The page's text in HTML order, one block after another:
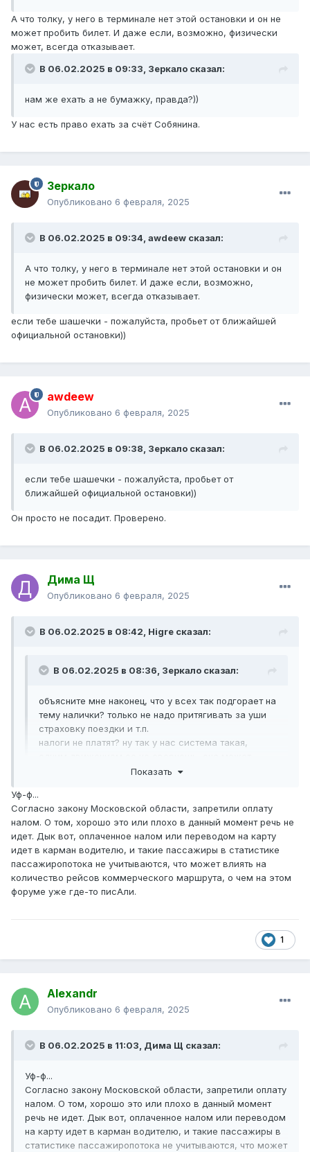
А что толку, у него в терминале нет этой остановки и он не
может пробить билет. И даже если, возможно, физически
может, всегда отказывает.
В 06.02.2025 в 09:33, Зеркало сказал:
нам же ехать а не бумажку, правда?))
У нас есть право ехать за счёт Собянина.
Зеркало
Опубликовано 6 февраля, 2025
В 06.02.2025 в 09:34, awdeew сказал:
А что толку, у него в терминале нет этой остановки и он
не может пробить билет. И даже если, возможно,
физически может, всегда отказывает.
если тебе шашечки - пожалуйста, пробьет от ближайшей
официальной остановки))
awdeew
Опубликовано 6 февраля, 2025
В 06.02.2025 в 09:38, Зеркало сказал:
если тебе шашечки - пожалуйста, пробьет от
ближайшей официальной остановки))
Он просто не посадит. Проверено.
Дима Щ
Опубликовано 6 февраля, 2025
В 06.02.2025 в 08:42, Higre сказал:
В 06.02.2025 в 08:36, Зеркало сказал:
объясните мне наконец, что у всех так подгорает на
тему налички? только не надо притягивать за уши
страховку поездки и т.п.
налоги не платят? ну так у нас система такая,
измениться только эволюционным путем
Закон Московской области от 07.06.2022 № 85/2022-ОЗ
"О внесении изменения в Закон Московской области
"Об организации транспортного обслуживания
населения на территории Московской области"
Есть ещё причины, в рассматриваемых случаях этого
достаточно.
Показать
Уф-ф...
Согласно закону Московской области, запретили оплату
налом. О том, хорошо это или плохо в данный момент речь не
идет. Дык вот, оплаченное налом или переводом на карту
идет в карман водителю, и такие пассажиры в статистике
пассажиропотока не учитываются, что может влиять на
количество рейсов коммерческого маршрута, о чем на этом
форуме уже где-то писАли.
1
Alexandr
Опубликовано 6 февраля, 2025
В 06.02.2025 в 11:03, Дима Щ сказал:
Уф-ф...
Согласно закону Московской области, запретили оплату
налом. О том, хорошо это или плохо в данный момент
речь не идет. Дык вот, оплаченное налом или переводом
на карту идет в карман водителю, и такие пассажиры в
статистике пассажиропотока не учитываются, что может